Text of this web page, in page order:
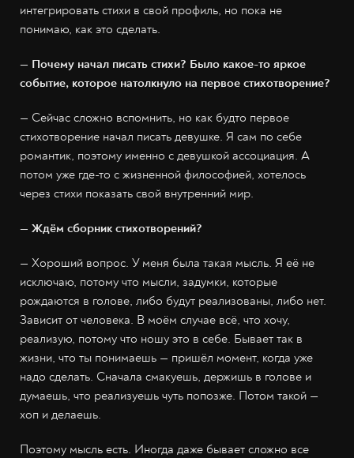
интегрировать стихи в свой профиль, но пока не
понимаю, как это сделать.
— Почему начал писать стихи? Было какое-то яркое
событие, которое натолкнуло на первое стихотворение?
— Сейчас сложно вспомнить, но как будто первое
стихотворение начал писать девушке. Я сам по себе
романтик, поэтому именно с девушкой ассоциация. А
потом уже где-то с жизненной философией, хотелось
через стихи показать свой внутренний мир.
— Ждём сборник стихотворений?
— Хороший вопрос. У меня была такая мысль. Я её не
исключаю, потому что мысли, задумки, которые
рождаются в голове, либо будут реализованы, либо нет.
Зависит от человека. В моём случае всё, что хочу,
реализую, потому что ношу это в себе. Бывает так в
жизни, что ты понимаешь — пришёл момент, когда уже
надо сделать. Сначала смакуешь, держишь в голове и
думаешь, что реализуешь чуть попозже. Потом такой —
хоп и делаешь.
Поэтому мысль есть. Иногда даже бывает сложно все